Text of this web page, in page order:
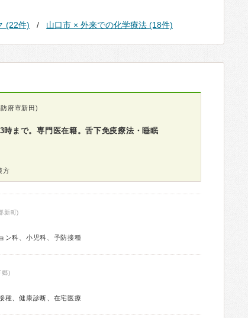
(22件) 山口市 × 外来での化学療法 (18件)
府市新田)
まで。専門医在籍。舌下免疫療法・睡眠
方
新町)
ン科、小児科、予防接種
郷)
種、健康診断、在宅医療